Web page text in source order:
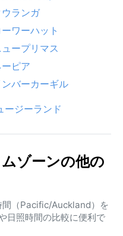
ウランガ
ーワーハット
ュープリマス
ーピア
ンバーカーギル
ージーランド
ゾーンの他の
間（Pacific/Auckland）を
日照時間の比較に便利で